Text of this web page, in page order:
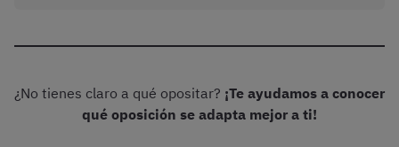
¿No tienes claro a qué opositar? ¡Te ayudamos a conocer
qué oposición se adapta mejor a ti!